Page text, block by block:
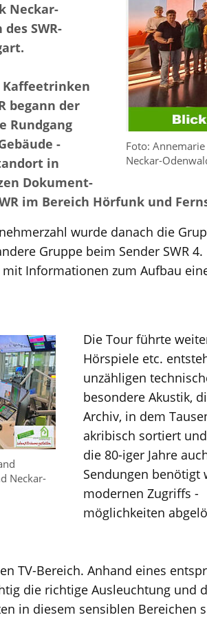
Foto:
Neckar-
Neckar-
SWR-
Kaffeetrinken
begann der
Rundgang
-
in
Dokument-
im Bereich Hörfunk und
wurde danach die
Gruppe beim Sender SWR
Informationen zum Aufbau
Neckar-
Die Tour führte
Hörspiele etc.
unzähligen
besondere Akustik,
Archiv, in dem
akribisch sortiert
die 80-iger Jahre
Sendungen benötigt
modernen Zugriffs -
möglichkeiten
TV-Bereich. Anhand eines
die richtige Ausleuchtung und
in diesem sensiblen Bereichen